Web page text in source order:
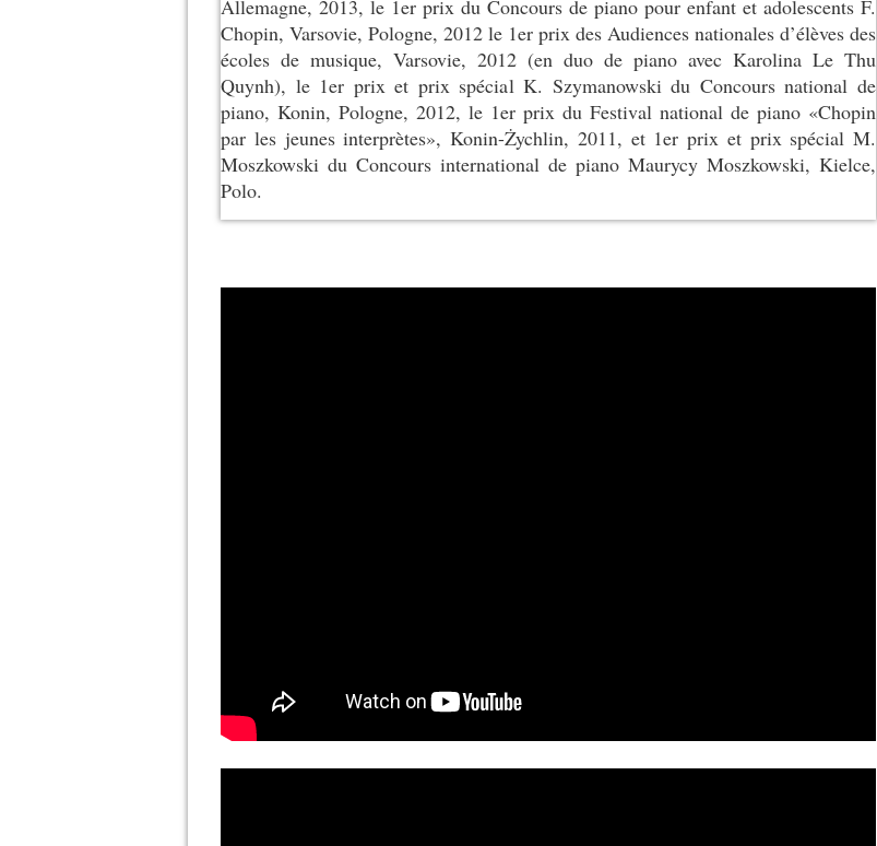
Allemagne, 2013, le 1er prix du Concours de piano pour enfant et adolescents F.
Chopin, Varsovie, Pologne, 2012 le 1er prix des Audiences nationales d’élèves des
écoles de musique, Varsovie, 2012 (en duo de piano avec Karolina Le Thu
Quynh), le 1er prix et prix spécial K. Szymanowski du Concours national de
piano, Konin, Pologne, 2012, le 1er prix du Festival national de piano «Chopin
par les jeunes interprètes», Konin-Żychlin, 2011, et 1er prix et prix spécial M.
Moszkowski du Concours international de piano Maurycy Moszkowski, Kielce,
Polo.